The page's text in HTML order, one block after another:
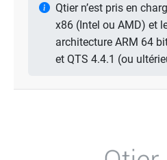
Qtier n’est pris en
x86 (Intel ou AMD) et
architecture ARM 64
et QTS 4.4.1 (ou